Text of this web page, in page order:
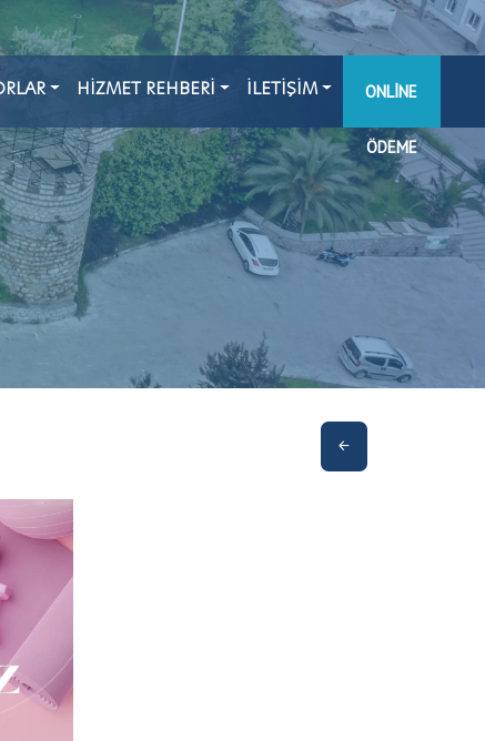
HİZMET REHBERİ İLETİŞİM ONLINE
ÖDEME